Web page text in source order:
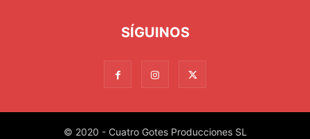
SÍGUINOS
© 2020 - Cuatro Gotes Producciones SL